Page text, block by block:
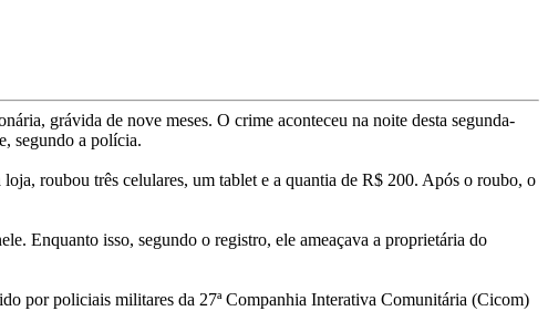
grávida de nove meses. O crime aconteceu na noite desta segunda-
segundo a polícia.
roubou três celulares, um tablet e a quantia de R$ 200. Após o roubo, o
Enquanto isso, segundo o registro, ele ameaçava a proprietária do
por policiais militares da 27ª Companhia Interativa Comunitária (Cicom)